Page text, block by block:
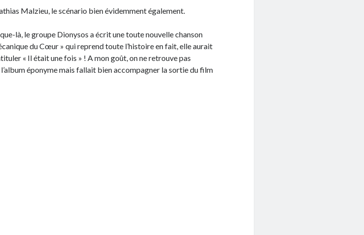
Malzieu, le scénario bien évidemment également.
là, le groupe Dionysos a écrit une toute nouvelle chanson
du Cœur » qui reprend toute l’histoire en fait, elle aurait
« Il était une fois » ! A mon goût, on ne retrouve pas
éponyme mais fallait bien accompagner la sortie du film